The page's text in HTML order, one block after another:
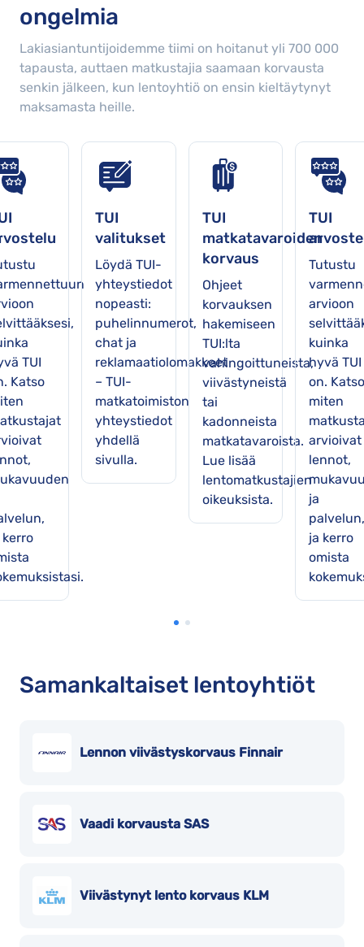
ongelmia
Lakiasiantuntijoidemme tiimi on hoitanut yli 700 000
tapausta, auttaen matkustajia saamaan korvausta
senkin jälkeen, kun lentoyhtiö on ensin kieltäytynyt
maksamasta heille.
TUI
Katso
TUI
valitukset
Löydä TUI-
yhteystiedot
nopeasti:
puhelinnumerot,
chat ja
reklamaatiolomakkeet
– TUI-
matkatoimiston
yhteystiedot
yhdellä
sivulla.
TUI
matkatavaroiden
korvaus
Ohjeet
korvauksen
hakemiseen
TUI:lta
vahingoittuneista,
viivästyneistä
tai
kadonneista
matkatavaroista.
Lue lisää
lentomatkustajien
oikeuksista.
TUI
Tutustu
arvioon
kuinka
hyvä TUI
on. Katso
miten
arvioivat
lennot,
ja
palvelun,
ja kerro
omista
Samankaltaiset lentoyhtiöt
Lennon viivästyskorvaus Finnair
Vaadi korvausta SAS
Viivästynyt lento korvaus KLM